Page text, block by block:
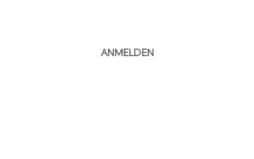
ANMELDEN